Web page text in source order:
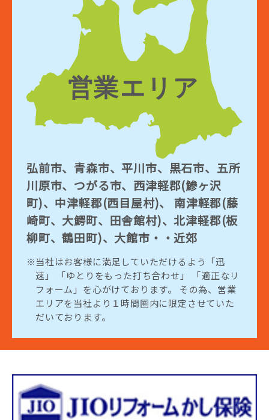
弘前市、青森市、平川市、黒石市、五所
川原市、つがる市、西津軽郡(鰺ヶ沢
町)、中津軽郡(西目屋村)、 南津軽郡(藤
崎町、大鰐町、田舎館村)、北津軽郡(板
柳町、鶴田町)、大館市・・近郊
当社はお客様に満足していただけるよう「迅
速」 「ゆとりをもった打ち合わせ」 「適正なリ
フォーム」を心がけております。 その為、営業
エリアを当社より１時間圏内に限定させていた
だいております。